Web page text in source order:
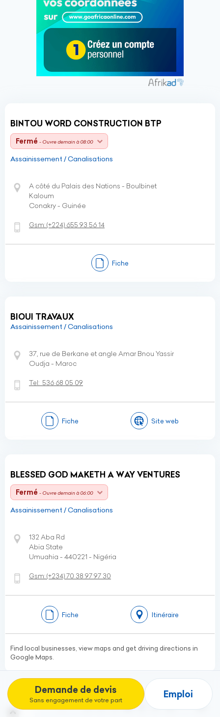
Demande de devis
Sans engagement de votre part
Emploi
BINTOU WORD CONSTRUCTION BTP
Fermé - Ouvre demain à 08:00
Assainissement / Canalisations
A côté du Palais des Nations - Boulbinet
Kaloum
Conakry - Guinée
Gsm:(+224) 655 93 56 14
Fiche
BIOUI TRAVAUX
Assainissement / Canalisations
37, rue de Berkane et angle Amar Bnou Yassir
Oudja - Maroc
Tel: 536 68 05 09
Fiche Site web
BLESSED GOD MAKETH A WAY VENTURES
Fermé - Ouvre demain à 06:00
Assainissement / Canalisations
132 Aba Rd
Abia State
Umuahia - 440221 - Nigéria
Gsm:(+234)70 38 97 97 30
Fiche Itinéraire
Find local businesses, view maps and get driving directions in
Google Maps.
1 (current)
8 9 30